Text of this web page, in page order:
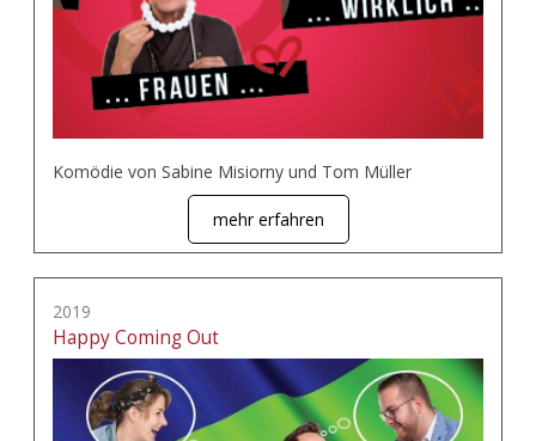
Komödie von Sabine Misiorny und Tom Müller
mehr erfahren
2019
Happy Coming Out